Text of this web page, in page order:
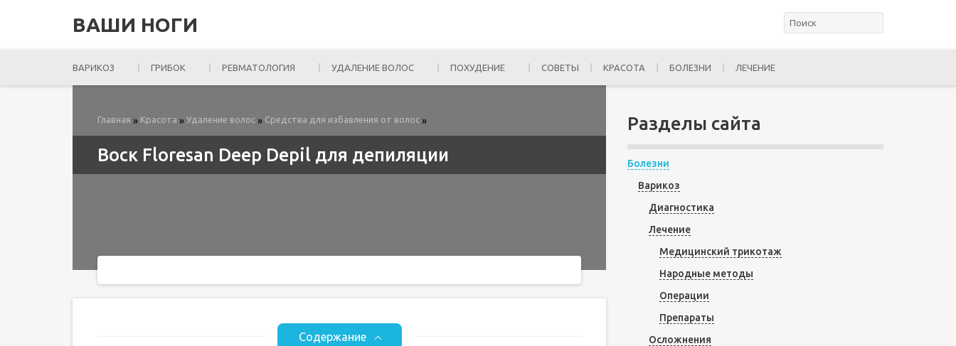
ВАШИ НОГИ
ВАРИКОЗ ГРИБОК РЕВМАТОЛОГИЯ УДАЛЕНИЕ ВОЛОС ПОХУДЕНИЕ СОВЕТЫ КРАСОТА БОЛЕЗНИ ЛЕЧЕНИЕ
Главная » Красота » Удаление волос » Средства для избавления от волос »
Воск Floresan Deep Depil для депиляции
Содержание
Разделы сайта
Болезни
Варикоз
Диагностика
Лечение
Медицинский трикотаж
Народные методы
Операции
Препараты
Осложнения